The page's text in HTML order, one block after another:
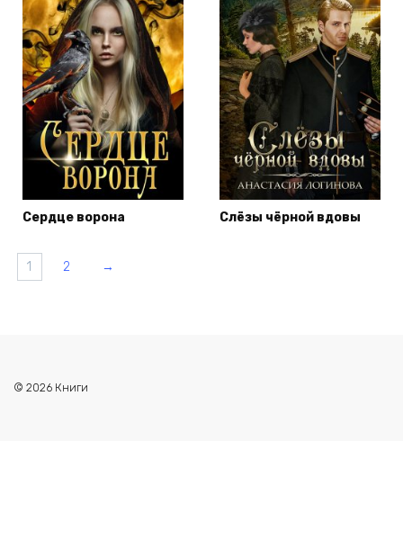
Сердце ворона Слёзы чёрной вдовы
1 2 →
© 2026 Книги